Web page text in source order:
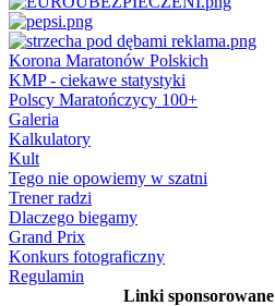
Korona Maratonów Polskich
KMP - ciekawe statystyki
Polscy Maratończycy 100+
Galeria
Kalkulatory
Kult
Tego nie opowiemy w szatni
Trener radzi
Dlaczego biegamy
Grand Prix
Konkurs fotograficzny
Regulamin
Linki sponsorowane